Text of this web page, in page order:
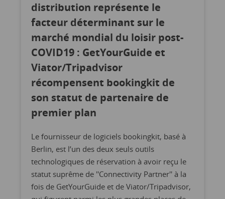
distribution représente le
facteur déterminant sur le
marché mondial du loisir post-
COVID19 : GetYourGuide et
Viator/Tripadvisor
récompensent bookingkit de
son statut de partenaire de
premier plan
Le fournisseur de logiciels bookingkit, basé à
Berlin, est l’un des deux seuls outils
technologiques de réservation à avoir reçu le
statut suprême de ''Connectivity Partner'' à la
fois de GetYourGuide et de Viator/Tripadvisor,